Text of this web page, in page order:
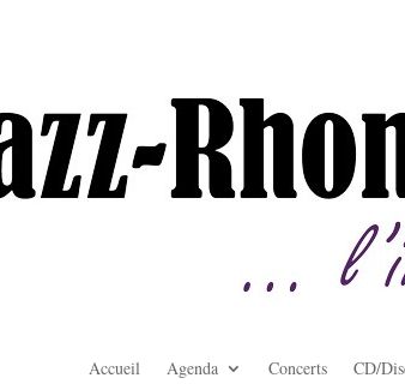
Accueil Agenda Concerts CD/